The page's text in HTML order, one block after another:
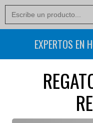
EXPERTOS EN